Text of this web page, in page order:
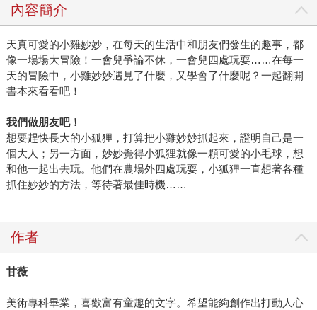
內容簡介
天真可愛的小雞妙妙，在每天的生活中和朋友們發生的趣事，都
像一場場大冒險！一會兒爭論不休，一會兒四處玩耍……在每一
天的冒險中，小雞妙妙遇見了什麼，又學會了什麼呢？一起翻開
書本來看看吧！
我們做朋友吧！
想要趕快長大的小狐狸，打算把小雞妙妙抓起來，證明自己是一
個大人；另一方面，妙妙覺得小狐狸就像一顆可愛的小毛球，想
和他一起出去玩。他們在農場外四處玩耍，小狐狸一直想著各種
抓住妙妙的方法，等待著最佳時機……
作者
甘薇
美術專科畢業，喜歡富有童趣的文字。希望能夠創作出打動人心